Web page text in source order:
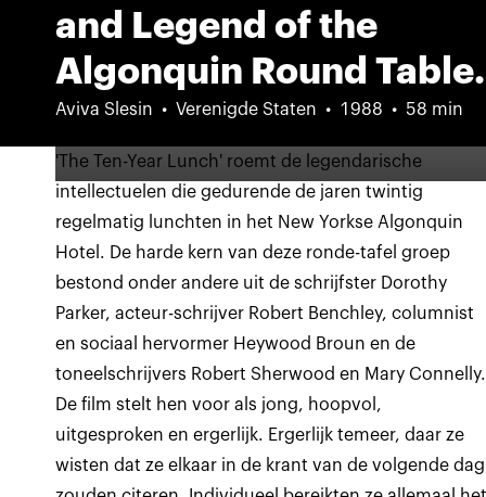
and Legend of the
Algonquin Round Table.
Aviva Slesin Verenigde Staten 1988 58 min
'The Ten-Year Lunch' roemt de legendarische
intellectuelen die gedurende de jaren twintig
regelmatig lunchten in het New Yorkse Algonquin
Hotel. De harde kern van deze ronde-tafel groep
bestond onder andere uit de schrijfster Dorothy
Parker, acteur-schrijver Robert Benchley, columnist
en sociaal hervormer Heywood Broun en de
toneelschrijvers Robert Sherwood en Mary Connelly.
De film stelt hen voor als jong, hoopvol,
uitgesproken en ergerlijk. Ergerlijk temeer, daar ze
wisten dat ze elkaar in de krant van de volgende dag